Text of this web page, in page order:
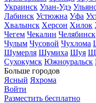
Украинск Улан-Удэ
Лабинск Устюжна Уфа
Хвалынск Херсон Хилок
Чегем Чекалин Челябинск
Чулым Чусовой Чухлома
Шумерля Шумиха Шуя
Сухокумск Южноуральск
Больше городов
Ясный Яхрома
Войти
Разместить бесплатно